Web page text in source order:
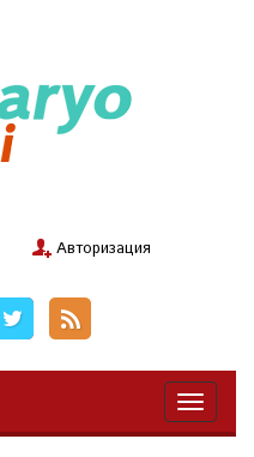
Авторизация